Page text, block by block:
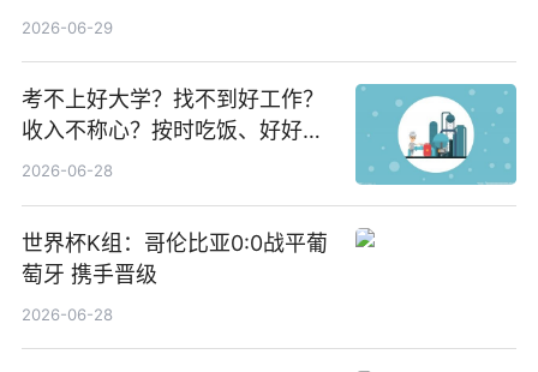
期股息每股人民币0.013元 每日
2026-06-29
考不上好大学？找不到好工作？
收入不称心？按时吃饭、好好睡
觉
2026-06-28
世界杯K组：哥伦比亚0:0战平葡
萄牙 携手晋级
2026-06-28